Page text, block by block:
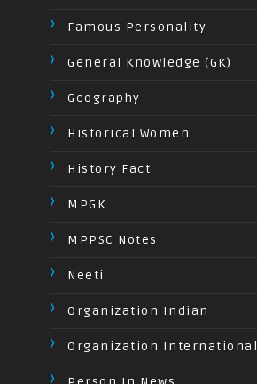
Famous Personality
General Knowledge (GK)
Geography
Historical Women
History Fact
MPGK
MPPSC Notes
Neeti
Organization Indian
Organization International